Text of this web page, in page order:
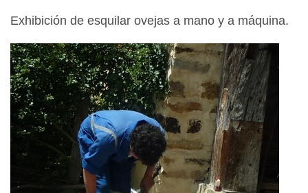
Exhibición de esquilar ovejas a mano y a máquina.